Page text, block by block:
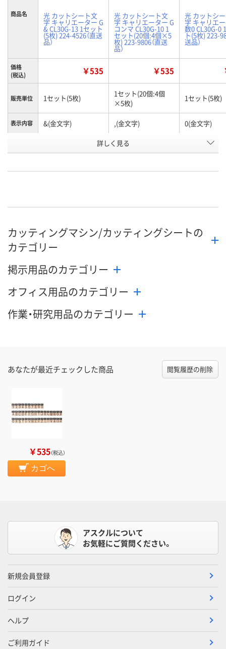
商品名 光 カットシート文
字 キャリエーター G
& CL30G-13 1セット
(5枚) 224-4526（直送
品）
光 カットシート文
字 キャリエーター G
コンマ CL30G-10 1
セット(20個:4個×5
枚) 223-9806（直送
品）
光 カットシ
字 キャリエ
数0 CL30G-0
ト(5枚) 223-
送品）
価格
(税込)
￥535 ￥535
販売単位 1セット(5枚)
1セット(20個:4個
×5枚)
1セット(5枚)
表示内容 &(金文字) ,(金文字) 0(金文字)
AW78412 AW78410
カゴへ カゴへ カ
詳しく見る
カッティングマシン/カッティングシートの
カテゴリー
掲示用品のカテゴリー
オフィス用品のカテゴリー
作業・研究用品のカテゴリー
あなたが最近チェックした商品 閲覧履歴の削除
￥535（税込）
カゴへ
アスクルについて
お気軽にご質問ください。
新規会員登録
ログイン
ヘルプ
ご利用ガイド